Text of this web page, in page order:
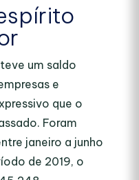
um saldo
e
que o
Foram
janeiro a junho
de 2019, o